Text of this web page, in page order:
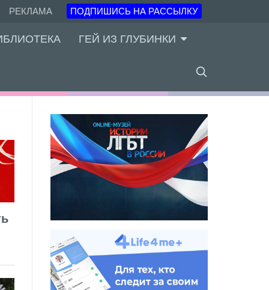
РЕКЛАМА ПОДПИШИСЬ НА РАССЫЛКУ
ГЕЙ ИЗ ГЛУБИНКИ